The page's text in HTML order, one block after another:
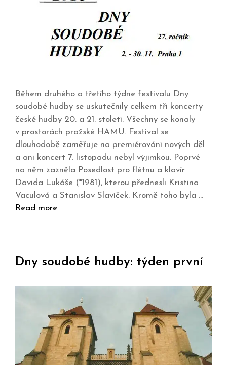
Během druhého a třetího týdne festivalu Dny
soudobé hudby se uskutečnily celkem tři koncerty
české hudby 20. a 21. století. Všechny se konaly
v prostorách pražské HAMU. Festival se
dlouhodobě zaměřuje na premiérování nových děl
a ani koncert 7. listopadu nebyl výjimkou. Poprvé
na něm zazněla Posedlost pro flétnu a klavír
Davida Lukáše (*1981), kterou přednesli Kristina
Vaculová a Stanislav Slavíček. Kromě toho byla …
Read more
Dny soudobé hudby: týden první